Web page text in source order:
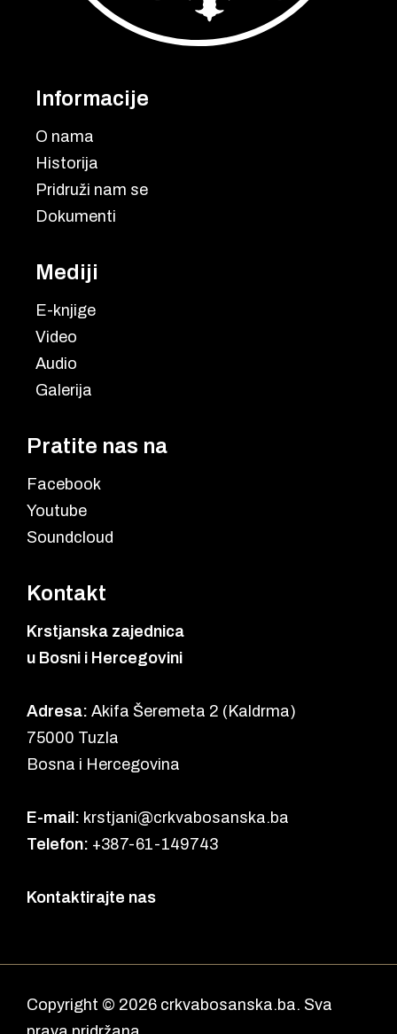
Informacije
O nama
Historija
Pridruži nam se
Dokumenti
Mediji
E-knjige
Video
Audio
Galerija
Pratite nas na
Facebook
Youtube
Soundcloud
Kontakt
Krstjanska zajednica
u Bosni i Hercegovini
Adresa: Akifa Šeremeta 2 (Kaldrma)
75000 Tuzla
Bosna i Hercegovina
E-mail: krstjani@crkvabosanska.ba
Telefon: +387-61-149743
Kontaktirajte nas
Copyright © 2026 crkvabosanska.ba. Sva